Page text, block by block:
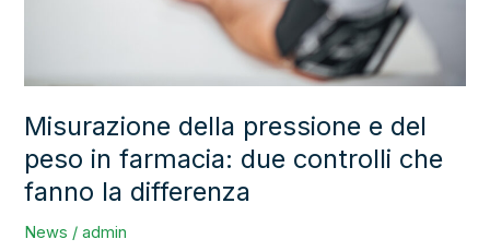
Misurazione della pressione e del
peso in farmacia: due controlli che
fanno la differenza
News /admin
due
controlli
che
fanno
la